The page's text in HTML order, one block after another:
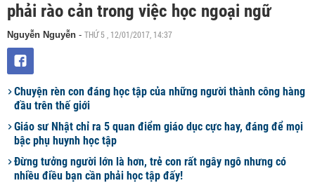
phải rào cản trong việc học ngoại ngữ
Nguyễn Nguyễn - THỨ 5 , 12/01/2017, 14:37
Chuyện rèn con đáng học tập của những người thành công hàng
đầu trên thế giới
Giáo sư Nhật chỉ ra 5 quan điểm giáo dục cực hay, đáng để mọi
bậc phụ huynh học tập
Đừng tưởng người lớn là hơn, trẻ con rất ngây ngô nhưng có
nhiều điều bạn cần phải học tập đấy!